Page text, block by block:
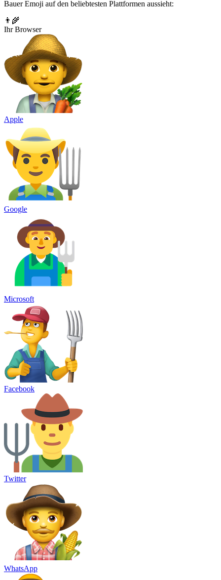
Bauer Emoji auf den beliebtesten Plattformen aussieht:
👨‍🌾
Ihr Browser
Apple
Google
Microsoft
Facebook
Twitter
WhatsApp